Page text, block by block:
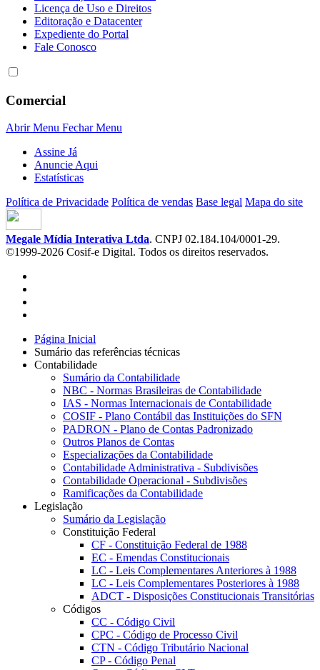
Licença de Uso e Direitos
Editoração e Datacenter
Expediente do Portal
Fale Conosco
Comercial
Abrir Menu Fechar Menu
Assine Já
Anuncie Aqui
Estatísticas
Política de Privacidade Política de vendas Base legal Mapa do site
Megale Mídia Interativa Ltda. CNPJ 02.184.104/0001-29.
©1999-2026 Cosif-e Digital. Todos os direitos reservados.
Página Inicial
Sumário das referências técnicas
Contabilidade
Sumário da Contabilidade
NBC - Normas Brasileiras de Contabilidade
IAS - Normas Internacionais de Contabilidade
COSIF - Plano Contábil das Instituições do SFN
PADRON - Plano de Contas Padronizado
Outros Planos de Contas
Especializações da Contabilidade
Contabilidade Administrativa - Subdivisões
Contabilidade Operacional - Subdivisões
Ramificações da Contabilidade
Legislação
Sumário da Legislação
Constituição Federal
CF - Constituição Federal de 1988
EC - Emendas Constitucionais
LC - Leis Complementares Anteriores à 1988
LC - Leis Complementares Posteriores à 1988
ADCT - Disposições Constitucionais Transitórias
Códigos
CC - Código Civil
CPC - Código de Processo Civil
CTN - Código Tributário Nacional
CP - Código Penal